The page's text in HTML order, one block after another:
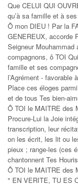
Que CELUI QUI
qu’à sa famille et à
Ô mon DIEU ! Par la
GENEREUX, accorde
Seigneur Mouhammad
compagnons, ô TOI
famille et ses
l’Agrément - favorable
Place ces éloges
et de tous Tes bien-
Ô TOI le MAITRE des
Procure-Lui la Joie
transcription, leur
on les écrit, les lit ou
pieux ; range-les (ces
chantonnent Tes
Ô TOI le MAITRE des
" EN VERITE, TU ES